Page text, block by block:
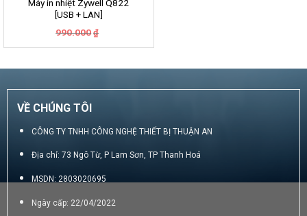
Máy in nhiệt Zywell Q822
[USB + LAN]
990.000 ₫
là:
tại
800.000₫.
VỀ CHÚNG TÔI
CÔNG TY TNHH CÔNG NGHỆ THIẾT BỊ THUẬN AN
Địa chỉ: 73 Ngô Từ, P Lam Sơn, TP Thanh Hoá
MSDN: 2803020695
Ngày cấp: 22/04/2022